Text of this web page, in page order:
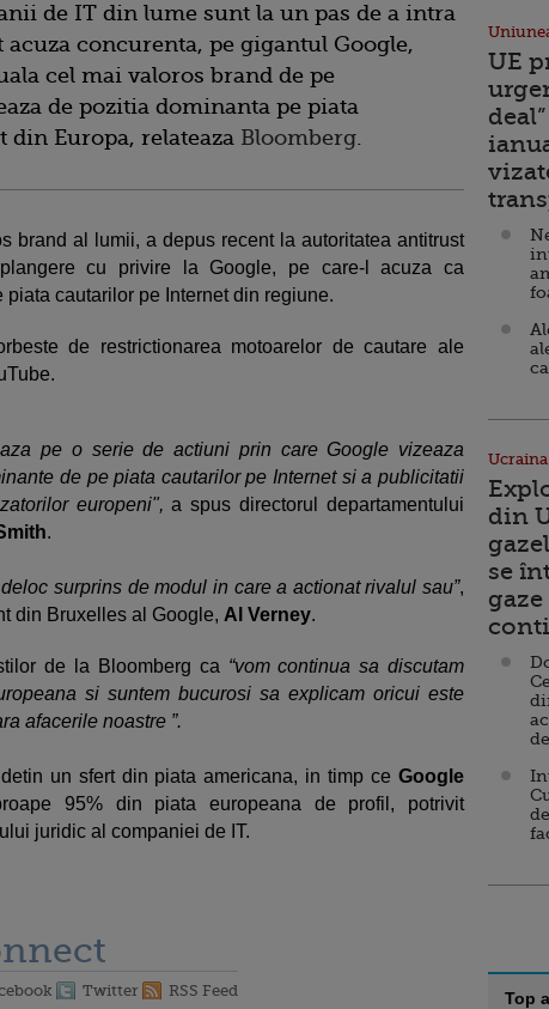
de IT din lume sunt la un pas de a intra
concurenta, pe gigantul Google,
cel mai valoros brand de pe
de pozitia dominanta pe piata
Europa, relateaza Bloomberg.
brand al lumii, a depus recent la autoritatea antitrust
cu privire la Google, pe care-l acuza ca
cautarilor pe Internet din regiune.
de restrictionarea motoarelor de cautare ale
pe o serie de actiuni prin care Google vizeaza
de pe piata cautarilor pe Internet si a publicitatii
europeni", a spus directorul departamentului
.
surprins de modul in care a actionat rivalul sau”,
din Bruxelles al Google, Al Verney.
de la Bloomberg ca “vom continua sa discutam
si suntem bucurosi sa explicam oricui este
afacerile noastre ”.
detin un sfert din piata americana, in timp ce Google
95% din piata europeana de profil, potrivit
juridic al companiei de IT.
Twitter RSS Feed
UE
Ucraina
din
se
Top